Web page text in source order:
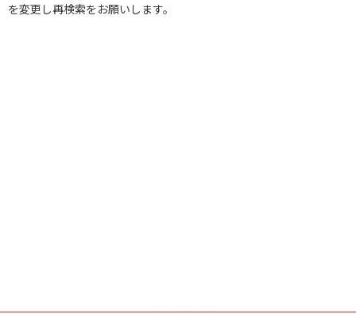
を変更し再検索をお願いします。